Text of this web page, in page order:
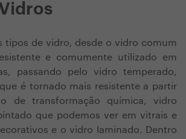
tipos de vidro, desde o vidro comum
e comumente utilizado em
passando pelo vidro temperado,
é tornado mais resistente a partir
de transformação química, vidro
que podemos ver em vitrais e
e o vidro laminado. Dentro